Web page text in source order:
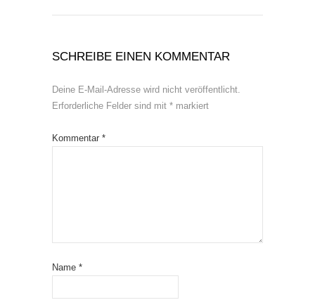
SCHREIBE EINEN KOMMENTAR
Deine E-Mail-Adresse wird nicht veröffentlicht.
Erforderliche Felder sind mit * markiert
Kommentar *
Name *